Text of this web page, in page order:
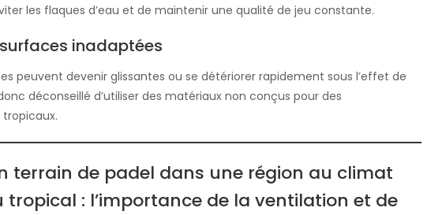
les flaques d’eau et de maintenir une qualité de jeu constante.
inadaptées
peuvent devenir glissantes ou se détériorer rapidement sous l’effet de
déconseillé d’utiliser des matériaux non conçus pour des
terrain de padel dans une région au climat
tropical : l’importance de la ventilation et de